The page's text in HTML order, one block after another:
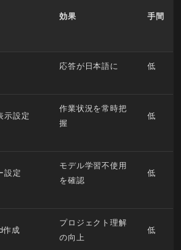
効果 手間
応答が日本語に 低
示設定
作業状況を常時把
握
低
設定
モデル学習不使用
を確認
低
作成
プロジェクト理解
の向上
低